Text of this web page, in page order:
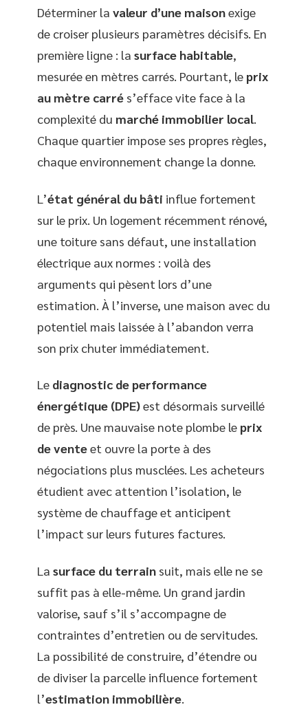
Déterminer la valeur d’une maisonexige
de croiser plusieurs paramètres décisifs. En
première ligne : la surface habitable,
mesurée en mètres carrés. Pourtant, le prix
au mètre carré s’efface vite face à la
complexité du marché immobilier local.
Chaque quartier impose ses propres règles,
chaque environnement change la donne.
L’état général du bâti influe fortement
sur le prix. Un logement récemment rénové,
une toiture sans défaut, une installation
électrique aux normes : voilà des
arguments qui pèsent lors d’une
estimation. À l’inverse, une maison avec du
potentiel mais laissée à l’abandon verra
son prix chuter immédiatement.
Le diagnostic de performance
énergétique (DPE)est désormais surveillé
de près. Une mauvaise note plombe le prix
de venteet ouvre la porte à des
négociations plus musclées. Les acheteurs
étudient avec attention l’isolation, le
système de chauffage et anticipent
l’impact sur leurs futures factures.
La surface du terrain suit, mais elle ne se
suffit pas à elle-même. Un grand jardin
valorise, sauf s’il s’accompagne de
contraintes d’entretien ou de servitudes.
La possibilité de construire, d’étendre ou
de diviser la parcelle influence fortement
l’estimation immobilière.